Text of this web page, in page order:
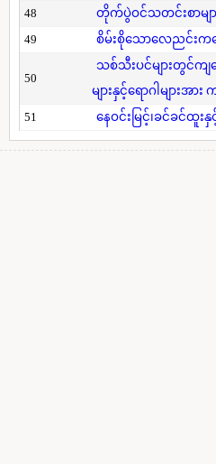
48 တိုက်ပွဲဝင်သတင်းစာမျာ
49
စိမ်းစိုသောလေညင်းကလ
50
သစ်သီးပင်များတွင်က
များနှင့်ရောဂါများအ
51
နေဝင်းမြင့်၊ခင်ခင်ထူး